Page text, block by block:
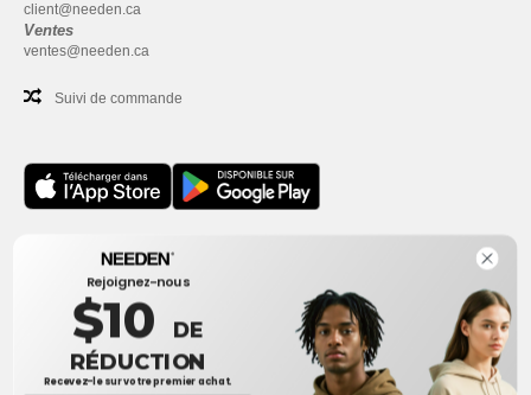
client@needen.ca
Ventes
ventes@needen.ca
Suivi de commande
Bureau
One Dundas Street West Suite 2500
Toronto, Ontario, M5G 1Z3
Ceci n'est PAS l'adresse de retour. Pour les retours, voir ici
Rejoignez-nous
$10 DE
RÉDUCTION
Recevez-le sur votre premier achat.